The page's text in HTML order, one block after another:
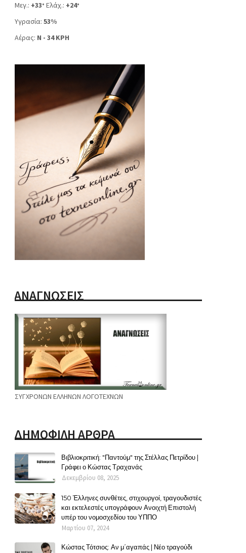
Μεγ.: +33° Ελάχ.: +24°
Υγρασία: 53%
Αέρας: N - 34 KPH
ΑΝΑΓΝΩΣΕΙΣ
ΣΥΓΧΡΟΝΩΝ ΕΛΛΗΝΩΝ ΛΟΓΟΤΕΧΝΩΝ
ΔΗΜΟΦΙΛΗ ΑΡΘΡΑ
Βιβλιοκριτική: "Παντούμ" της Στέλλας Πετρίδου |
Γράφει ο Κώστας Τραχανάς
Δεκεμβρίου 08, 2025
150 Έλληνες συνθέτες, στιχουργοί, τραγουδιστές
και εκτελεστές υπογράφουν Ανοιχτή Επιστολή
υπέρ του νομοσχεδίου του ΥΠΠΟ
Μαρτίου 07, 2024
Κώστας Τότσιος: Αν μ΄αγαπάς | Νέο τραγούδι